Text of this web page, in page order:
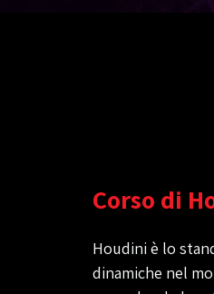
Corso di
Houdini è lo
dinamiche nel